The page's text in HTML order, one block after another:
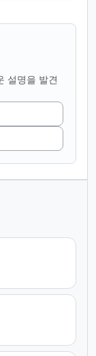
설명을 발견